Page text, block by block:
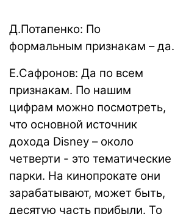
Д.Потапенко: По
формальным признакам – да.
Е.Сафронов: Да по всем
признакам. По нашим
цифрам можно посмотреть,
что основной источник
дохода Disney – около
четверти - это тематические
парки. На кинопрокате они
зарабатывают, может быть,
десятую часть прибыли. То